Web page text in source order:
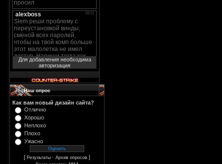
Для добавления необходима
авторизация
Наш опрос
Как вам новый дизайн сайта?
Отлично
Хорошо
Неплохо
Плохо
Ужасно
[ Результаты · Архив опросов ]